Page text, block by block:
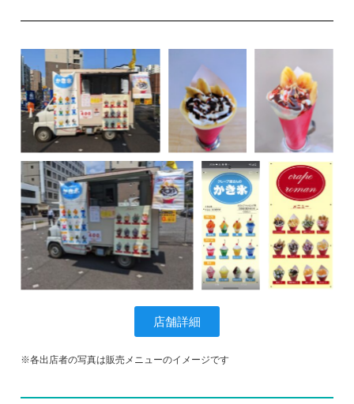
店舗詳細
※各出店者の写真は販売メニューのイメージです